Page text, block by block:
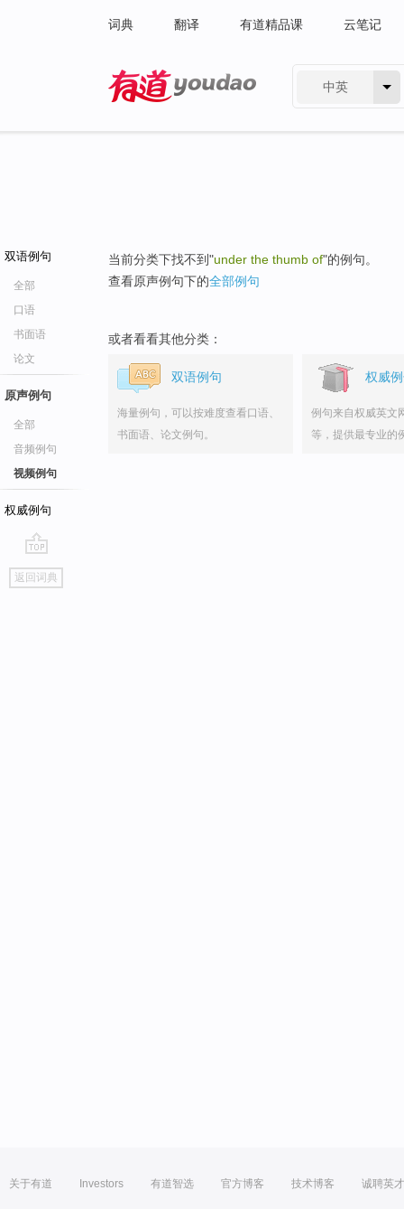
词典 翻译 有道精品课 云笔记
中英
双语例句
全部
口语
书面语
论文
原声例句
全部
音频例句
视频例句
权威例句
go
top
返回词典
当前分类下找不到"under the thumb of"的例句。
查看原声例句下的全部例句
或者看看其他分类：
双语例句
海量例句，可以按难度查看口语、
书面语、论文例句。
权威
例句来自权威英文
等，提供最专业的
关于有道 Investors 有道智选 官方博客 技术博客 诚聘英才